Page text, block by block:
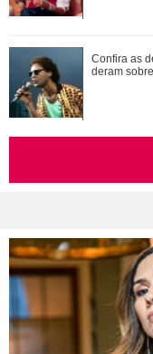
Foco na
Confira as
deram